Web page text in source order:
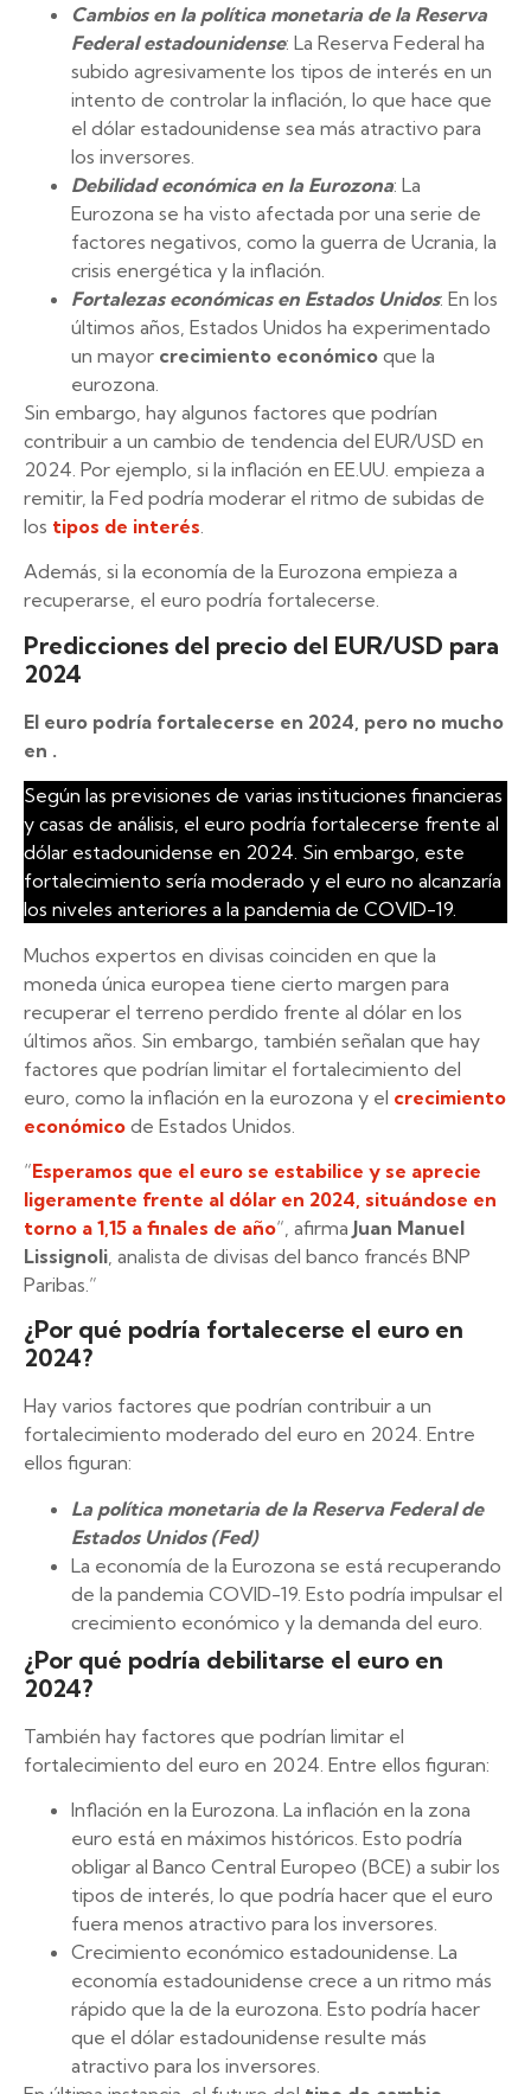
Cambios en la política monetaria de la Reserva
Federal estadounidense: La Reserva Federal ha
subido agresivamente los tipos de interés en un
intento de controlar la inflación, lo que hace que
el dólar estadounidense sea más atractivo para
los inversores.
Debilidad económica en la Eurozona: La
Eurozona se ha visto afectada por una serie de
factores negativos, como la guerra de Ucrania, la
crisis energética y la inflación.
Fortalezas económicas en Estados Unidos: En los
últimos años, Estados Unidos ha experimentado
un mayor crecimiento económico que la
eurozona.
Sin embargo, hay algunos factores que podrían
contribuir a un cambio de tendencia del EUR/USD en
2024. Por ejemplo, si la inflación en EE.UU. empieza a
remitir, la Fed podría moderar el ritmo de subidas de
los tipos de interés
Además, si la economía de la Eurozona empieza a
recuperarse, el euro podría fortalecerse.
Predicciones del precio del EUR/USD para
2024
El euro podría fortalecerse en 2024, pero no mucho
en .
Según las previsiones de varias instituciones financieras
y casas de análisis, el euro podría fortalecerse frente al
dólar estadounidense en 2024. Sin embargo, este
fortalecimiento sería moderado y el euro no alcanzaría
los niveles anteriores a la pandemia de COVID-19.
Muchos expertos en divisas coinciden en que la
moneda única europea tiene cierto margen para
recuperar el terreno perdido frente al dólar en los
últimos años. Sin embargo, también señalan que hay
factores que podrían limitar el fortalecimiento del
euro, como la inflación en la eurozona y el crecimiento
económico de Estados Unidos.
“Esperamos que el euro se estabilice y se aprecie
ligeramente frente al dólar en 2024, situándose en
torno a 1,15 a finales de año“, afirma Juan Manuel
Lissignoli , analista de divisas del banco francés BNP
Paribas.”
¿Por qué podría fortalecerse el euro en
2024?
Hay varios factores que podrían contribuir a un
fortalecimiento moderado del euro en 2024. Entre
ellos figuran:
La política monetaria de la Reserva Federal de
Estados Unidos (Fed)
La economía de la Eurozona se está recuperando
de la pandemia COVID-19. Esto podría impulsar el
crecimiento económico y la demanda del euro.
¿Por qué podría debilitarse el euro en
2024?
También hay factores que podrían limitar el
fortalecimiento del euro en 2024. Entre ellos figuran:
Inflación en la Eurozona. La inflación en la zona
euro está en máximos históricos. Esto podría
obligar al Banco Central Europeo (BCE) a subir los
tipos de interés, lo que podría hacer que el euro
fuera menos atractivo para los inversores.
Crecimiento económico estadounidense. La
economía estadounidense crece a un ritmo más
rápido que la de la eurozona. Esto podría hacer
que el dólar estadounidense resulte más
atractivo para los inversores.